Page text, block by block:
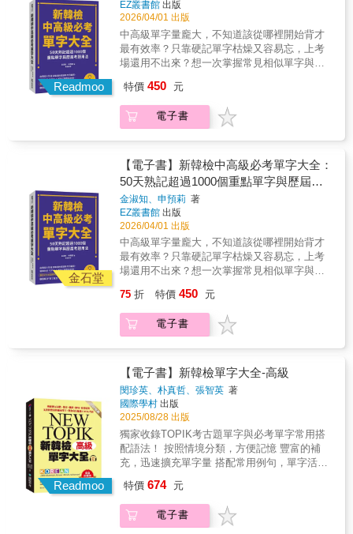
Readmoo
EZ叢書館 出版
2026/04/01 出版
中高級單字量龐大，不知道該從哪裡開始背才
最有效率？只靠硬記單字枯燥又容易忘，上考
場還用不出來？想一次掌握常見相似單字與
解決所有學習單字的困擾！由韓國大學資深韓
語教育講師共同編撰，精準剖析 TOPIK Ⅱ 歷
屆公開試題，鎖定 45 大命題領域和 5 回仿韓
II 必考單字，系統化主題學習！分析 2014 年韓
檢改版後所有公開試題，並彙整國立國際教育
院「TOPIK 公開詞彙表」及韓國國內大學與機
構教材，精選出超過 1000 個必考單字，每天依
照不同主題學習 30 個單字，讓你用最有效率的
方式，掌握韓檢最常考的單字及其用法，不再
硬記亂背。特色二：「準備－學習－確認」三
階段設計，記憶更牢固！每日先透過讀韓文句
子推測要學習的單字字義（準備階段），搭配
例句和歷屆考題用法練習運用方式（學習階
認階段），再加上每 10 天 1 次的複習單元，
以及書末 2 回迷你模擬試題，幫助你牢牢記住
並靈活運用學過的單字。特色三：出題 TIP +
單字與相似表達方式，特別整理「出題 TIP」
迅速釐清，而單字背後相關的知識背景補充，
則設計「高分小知識」輔助學習，讓你邊背單
字邊解決學習疑問，掌握韓檢命題方向。特色
四：QR Code 線上音檔 + 全書題目中文翻譯，
一本就能達成全方位學習！每日單元皆有音
檔，需要聆聽音檔的地方，旁邊皆附 QR
句，背單字同時就能提升聽力與跟讀練習；附
錄更收錄全書練習題的題目中譯，讓學習更全
面、輕鬆又高效！＊本書音檔由 EZ Course 平
特價 450 元
電子書
金石堂
【電子書】新韓檢中高級必考單字大全：
50天熟記超過1000個重點單字與歷屆考
題用法
金淑知、申預莉 著
EZ叢書館 出版
2026/04/01 出版
中高級單字量龐大，不知道該從哪裡開始背才
最有效率？只靠硬記單字枯燥又容易忘，上考
場還用不出來？想一次掌握常見相似單字與
解決所有學習單字的困擾！由韓國大學資深韓
語教育講師共同編撰，精準剖析 TOPIK Ⅱ 歷
屆公開試題，鎖定 45 大命題領域和 5 回仿韓
II 必考單字，系統化主題學習！分析 2014 年韓
檢改版後所有公開試題，並彙整國立國際教育
院「TOPIK 公開詞彙表」及韓國國內大學與機
構教材，精選出超過 1000 個必考單字，每天依
照不同主題學習 30 個單字，讓你用最有效率的
方式，掌握韓檢最常考的單字及其用法，不再
硬記亂背。特色二：「準備－學習－確認」三
階段設計，記憶更牢固！每日先透過讀韓文句
子推測要學習的單字字義（準備階段），搭配
段），最後利用實戰練習題檢驗學習成果（確
認階段），再加上每 10 天 1 次的複習單元，
75 折 特價 450 元
電子書
Readmoo
【電子書】新韓檢單字大全-高級
閔珍英、朴真哲、張智英 著
國際學村 出版
2025/08/28 出版
獨家收錄TOPIK考古題單字與必考單字常用搭
配語法！ 按照情境分類，方便記憶 豐富的補
充，迅速擴充單字量 搭配常用例句，單字活用
語教學、自我學習都適用 & ★交叉比對，嚴謹
的高級必考單字篩選機制 《新韓檢單字大全-高
級》收錄單字約2,000多個，有一套嚴格的單字
特價 674 元
電子書